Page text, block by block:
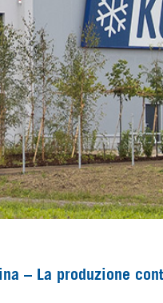
– La produzione